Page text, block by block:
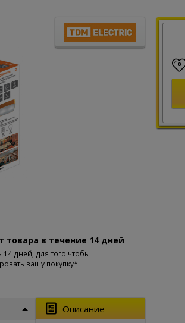
0
товара в течение 14 дней
14 дней, для того чтобы
вашу покупку*
Описание